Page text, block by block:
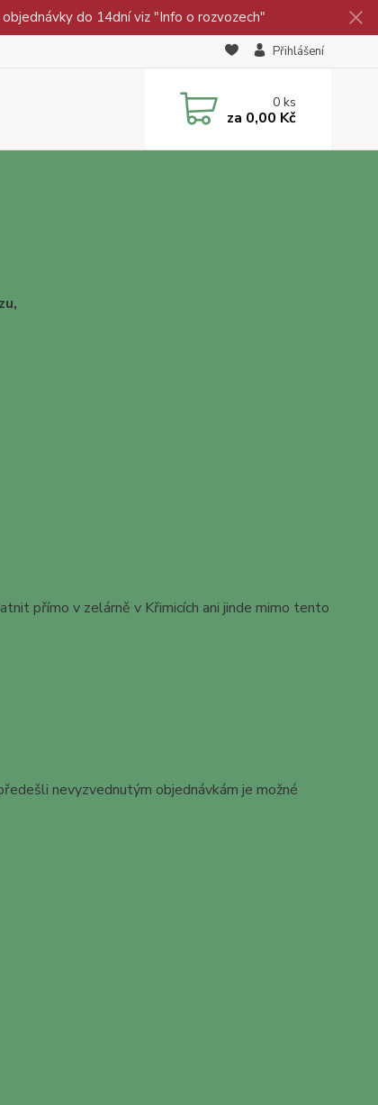
do 14dní viz "Info o rozvozech"
Přihlášení
0ks
za 0,00 Kč
přímo v zelárně v Křimicích ani jinde mimo tento
nevyzvednutým objednávkám je možné